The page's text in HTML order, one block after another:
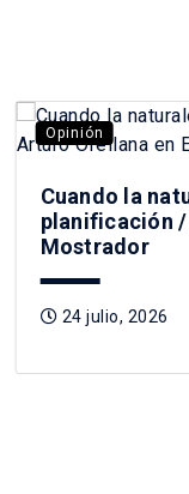
Opinión
Cuando la
planificación /
Mostrador
24 julio, 2026